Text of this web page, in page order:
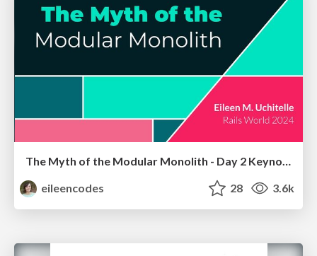
The Myth of the Modular Monolith - Day 2 Keynote - Rails World 2024
eileencodes
28 3.6k